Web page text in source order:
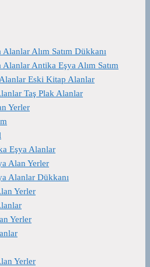
Alım Satım Dükkanı
Antika Eşya Alım Satım
Eski Kitap Alanlar
Taş Plak Alanlar
Yerler
Eşya Alanlar
Alan Yerler
Alanlar Dükkanı
Yerler
Yerler
Yerler